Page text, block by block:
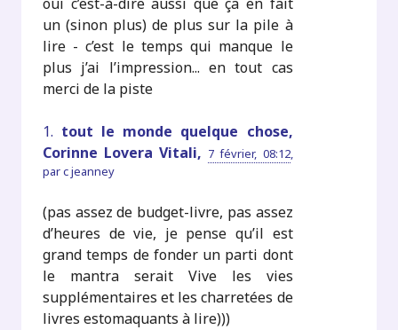
un (sinon plus) de plus sur la pile à
lire - c’est le temps qui manque le
plus j’ai l’impression... en tout cas
merci de la piste
1. tout le monde quelque chose,
Corinne Lovera Vitali, 7 février, 08:12,
parc jeanney
(pas assez de budget-livre, pas assez
d’heures de vie, je pense qu’il est
grand temps de fonder un parti dont
le mantra serait Vive les vies
supplémentaires et les charretées de
livres estomaquants à lire)))